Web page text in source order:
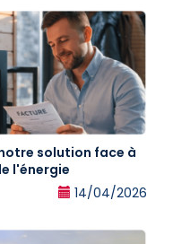
solution face à
l'énergie
14/04/2026